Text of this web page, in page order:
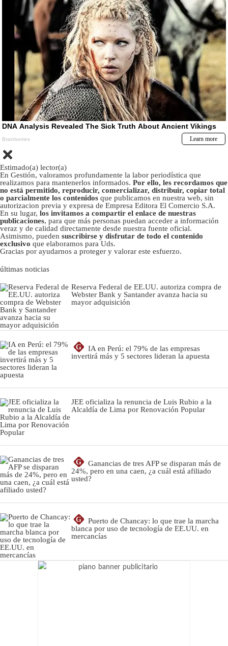
Estimado(a) lector(a)
En Gestión, valoramos profundamente la labor periodística que
realizamos para mantenerlos informados. Por ello, les recordamos que
no está permitido, reproducir, comercializar, distribuir, copiar total
o parcialmente los contenidos que publicamos en nuestra web, sin
autorizacion previa y expresa de Empresa Editora El Comercio S.A.
En su lugar, los invitamos a compartir el enlace de nuestras
publicaciones, para que más personas puedan acceder a información
veraz y de calidad directamente desde nuestra fuente oficial.
Asimismo, pueden suscribirse y disfrutar de todo el contenido
exclusivo que elaboramos para Uds.
Gracias por ayudarnos a proteger y valorar este esfuerzo.
últimas noticias
Reserva Federal de EE.UU. autoriza compra de
Webster Bank y Santander avanza hacia su
mayor adquisición
G
IA en Perú: el 79% de las empresas
invertirá más y 5 sectores lideran la apuesta
JEE oficializa la renuncia de Luis Rubio a la
Alcaldía de Lima por Renovación Popular
G
Ganancias de tres AFP se disparan más de
24%, pero en una caen, ¿a cuál está afiliado
usted?
G
Puerto de Chancay: lo que trae la marcha
blanca por uso de tecnología de EE.UU. en
mercancías